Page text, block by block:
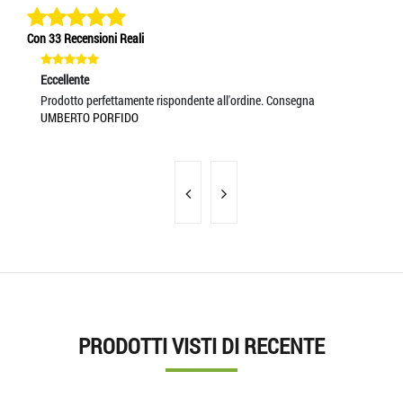
Con 33 Recensioni Reali
Eccellente
Prodotto perfettamente rispondente all'ordine. Consegna
UMBERTO PORFIDO
PRODOTTI VISTI DI RECENTE